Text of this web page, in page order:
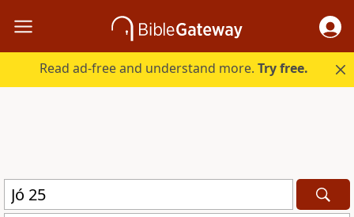
Read ad-free and understand more.Try free.